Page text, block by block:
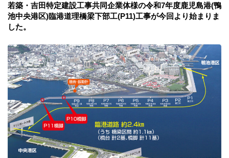
若築・吉田特定建設工事共同企業体様の令和7年度鹿児島港(鴨
池中央港区)臨港道理橋梁下部工(P11)工事が今回より始まりま
した。